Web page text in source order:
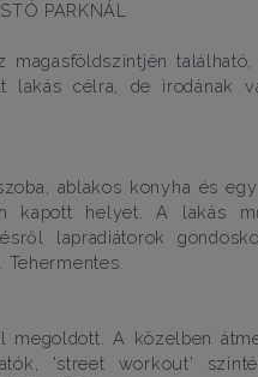
PARKNÁL
lakás célra, de irodának
ablakos konyha és
helyet. A lakás
lapradiátorok
A közelben
'street workout'